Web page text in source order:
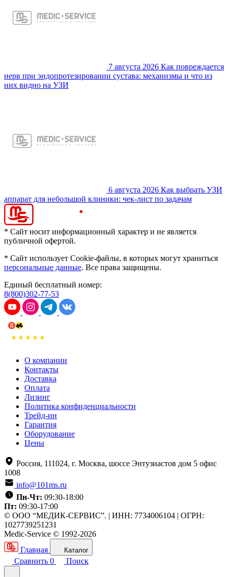
7 августа 2026 Как повреждается
нерв при эндопротезировании сустава: механизмы и что из
них видно на УЗИ
6 августа 2026 Как выбрать УЗИ
аппарат для небольшой клиники: чек-лист по задачам
* Сайт носит информационный характер и не является
публичной офертой.
* Сайт использует Cookie-файлы, в которых могут храниться
персональные данные. Все права защищены.
Единый бесплатный номер:
8(800)302-77-53
О компании
Контакты
Доставка
Оплата
Лизинг
Политика конфиденциальности
Трейд-ин
Гарантия
Оборудование
Цены
Россия, 111024, г. Москва, шоссе Энтузиастов дом 5 офис
1008
info@101ms.ru
Пн-Чт: 09:30-18:00
Пт: 09:30-17:00
© ООО “МЕДИК-СЕРВИС”. | ИНН: 7734006104 | ОГРН:
1027739251231
Medic-Service © 1992-2026
Главная
Каталог
Сравнить 0 Поиск